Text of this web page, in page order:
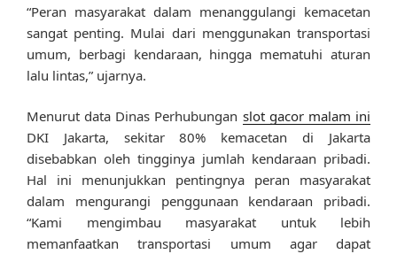
“Peran masyarakat dalam menanggulangi kemacetan
sangat penting. Mulai dari menggunakan transportasi
umum, berbagi kendaraan, hingga mematuhi aturan
lalu lintas,” ujarnya.
Menurut data Dinas Perhubungan slot gacor malam ini
DKI Jakarta, sekitar 80% kemacetan di Jakarta
disebabkan oleh tingginya jumlah kendaraan pribadi.
Hal ini menunjukkan pentingnya peran masyarakat
dalam mengurangi penggunaan kendaraan pribadi.
“Kami mengimbau masyarakat untuk lebih
memanfaatkan transportasi umum agar dapat